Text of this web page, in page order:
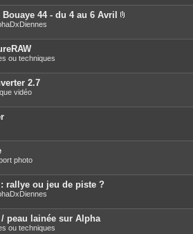
è
c
e
s
j
o
i
n
t
e
s
44 - du 4 au 6 Avril
è
j
t
ou techniques
2.7
vidéo
photo
rallye ou jeu de piste ?
peau lainée sur Alpha
ou techniques